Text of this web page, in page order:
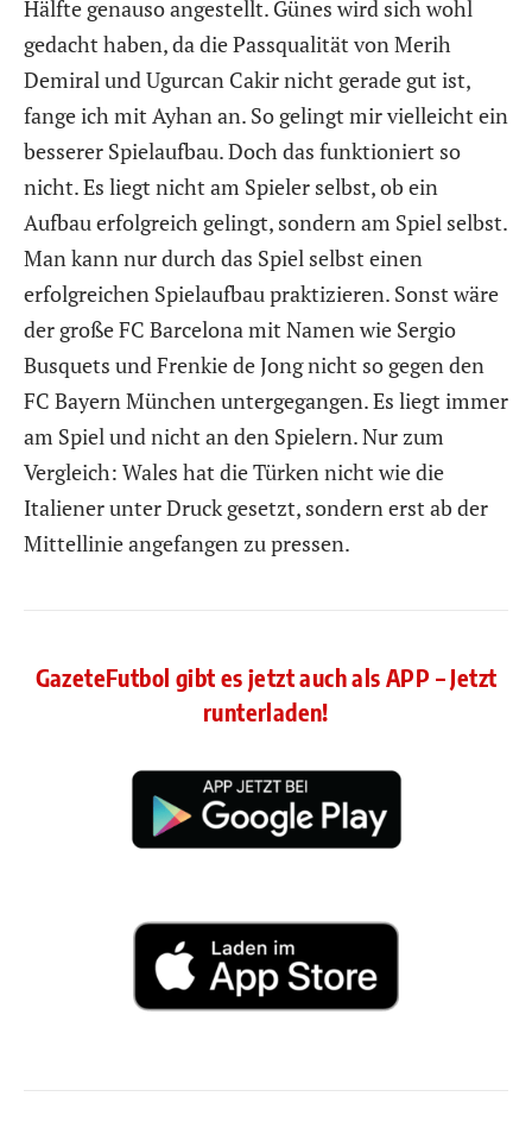
Hälfte genauso angestellt. Günes wird sich wohl
gedacht haben, da die Passqualität von Merih
Demiral und Ugurcan Cakir nicht gerade gut ist,
fange ich mit Ayhan an. So gelingt mir vielleicht ein
besserer Spielaufbau. Doch das funktioniert so
nicht. Es liegt nicht am Spieler selbst, ob ein
Aufbau erfolgreich gelingt, sondern am Spiel selbst.
Man kann nur durch das Spiel selbst einen
erfolgreichen Spielaufbau praktizieren. Sonst wäre
der große FC Barcelona mit Namen wie Sergio
Busquets und Frenkie de Jong nicht so gegen den
FC Bayern München untergegangen. Es liegt immer
am Spiel und nicht an den Spielern. Nur zum
Vergleich: Wales hat die Türken nicht wie die
Italiener unter Druck gesetzt, sondern erst ab der
Mittellinie angefangen zu pressen.
GazeteFutbol gibt es jetzt auch als APP – Jetzt
runterladen!